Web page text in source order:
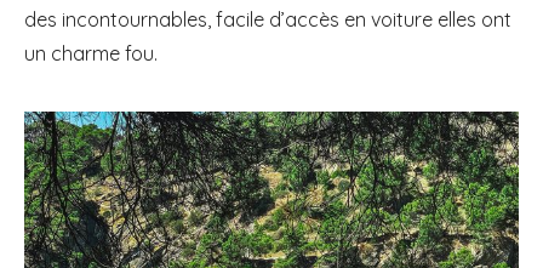
des incontournables, facile d’accès en voiture elles ont
un charme fou.